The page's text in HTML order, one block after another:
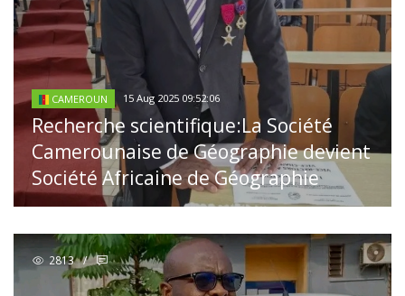
CAMEROUN 15 Aug 2025 09:52:06
Recherche scientifique:La Société
Camerounaise de Géographie devient
Société Africaine de Géographie
2813 /